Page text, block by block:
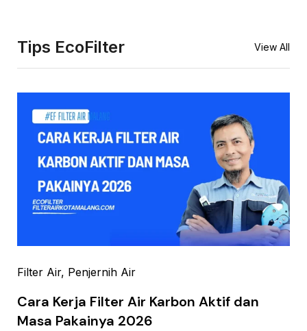
Tips EcoFilter View All
Filter Air, Penjernih Air
Cara Kerja Filter Air Karbon Aktif dan
Masa Pakainya 2026